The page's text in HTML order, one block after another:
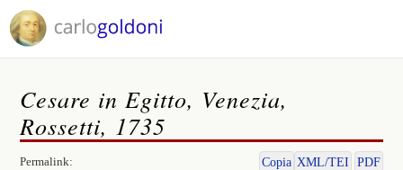
Cesare in Egitto, Venezia,
Rossetti, 1735
Permalink:
Copia XML/TEI PDF